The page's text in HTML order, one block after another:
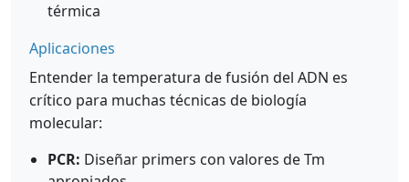
térmica
Aplicaciones
Entender la temperatura de fusión del ADN es
crítico para muchas técnicas de biología
molecular:
PCR: Diseñar primers con valores de Tm